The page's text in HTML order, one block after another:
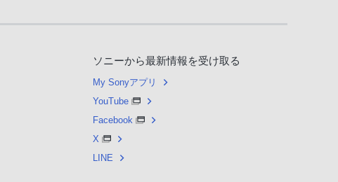
ソニーから最新情報を受け取る
My Sonyアプリ
YouTube
Facebook
X
LINE